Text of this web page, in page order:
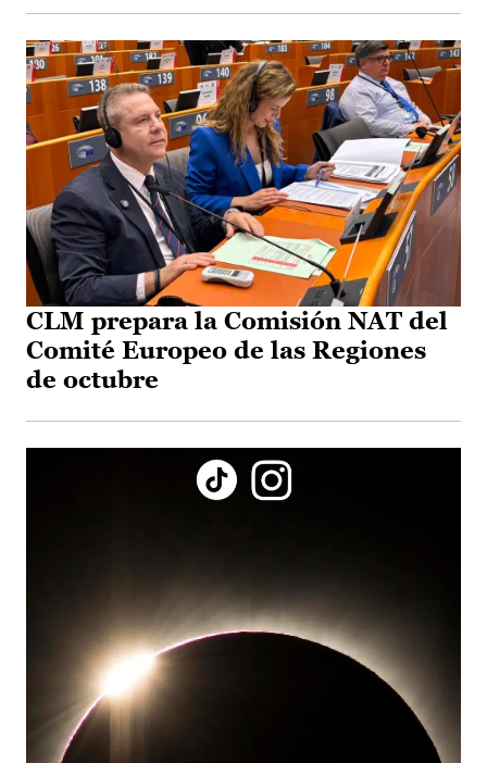
CLM prepara la Comisión NAT del
Comité Europeo de las Regiones
de octubre